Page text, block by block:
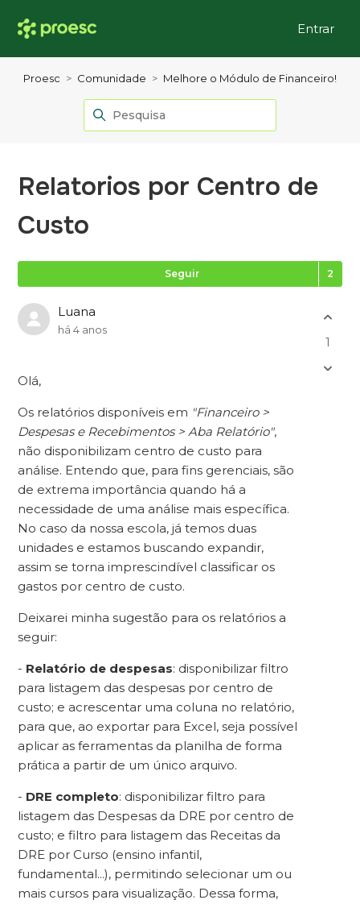
Entrar
Proesc Comunidade Melhore o Módulo de Financeiro!
Relatorios por Centro de
Custo
Seguir
Luana
há 4 anos
Olá,
Os relatórios disponíveis em "Financeiro >
Despesas e Recebimentos > Aba Relatório",
não disponibilizam centro de custo para
análise. Entendo que, para fins gerenciais, são
de extrema importância quando há a
necessidade de uma análise mais específica.
No caso da nossa escola, já temos duas
unidades e estamos buscando expandir,
assim se torna imprescindível classificar os
gastos por centro de custo.
Deixarei minha sugestão para os relatórios a
seguir:
- Relatório de despesas: disponibilizar filtro
para listagem das despesas por centro de
custo; e acrescentar uma coluna no relatório,
para que, ao exportar para Excel, seja possível
aplicar as ferramentas da planilha de forma
prática a partir de um único arquivo.
- DRE completo: disponibilizar filtro para
listagem das Despesas da DRE por centro de
custo; e filtro para listagem das Receitas da
DRE por Curso (ensino infantil,
fundamental...), permitindo selecionar um ou
mais cursos para visualização. Dessa forma,
1